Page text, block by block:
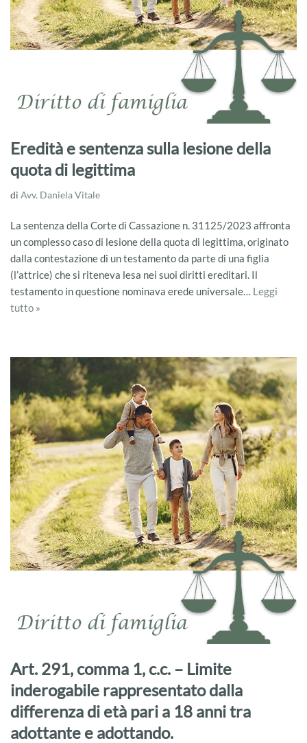
Eredità e sentenza sulla lesione della
quota di legittima
di Avv. Daniela Vitale
La sentenza della Corte di Cassazione n. 31125/2023 affronta
un complesso caso di lesione della quota di legittima, originato
dalla contestazione di un testamento da parte di una figlia
(l’attrice) che si riteneva lesa nei suoi diritti ereditari. Il
testamento in questione nominava erede universale… Leggi
tutto »
Art. 291, comma 1, c.c. – Limite
inderogabile rappresentato dalla
differenza di età pari a 18 anni tra
adottante e adottando.